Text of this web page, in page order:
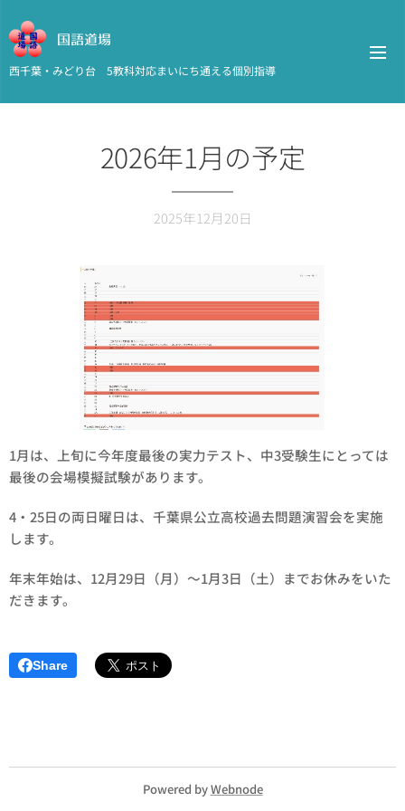
国語道場
西千葉・みどり台 5教科対応まいにち通える個別指導
2026年1月の予定
2025年12月20日
1月は、上旬に今年度最後の実力テスト、中3受験生にとっては
最後の会場模擬試験があります。
4・25日の両日曜日は、千葉県公立高校過去問題演習会を実施
します。
年末年始は、12月29日（月）～1月3日（土）までお休みをいた
だきます。
Share
Powered byWebnode